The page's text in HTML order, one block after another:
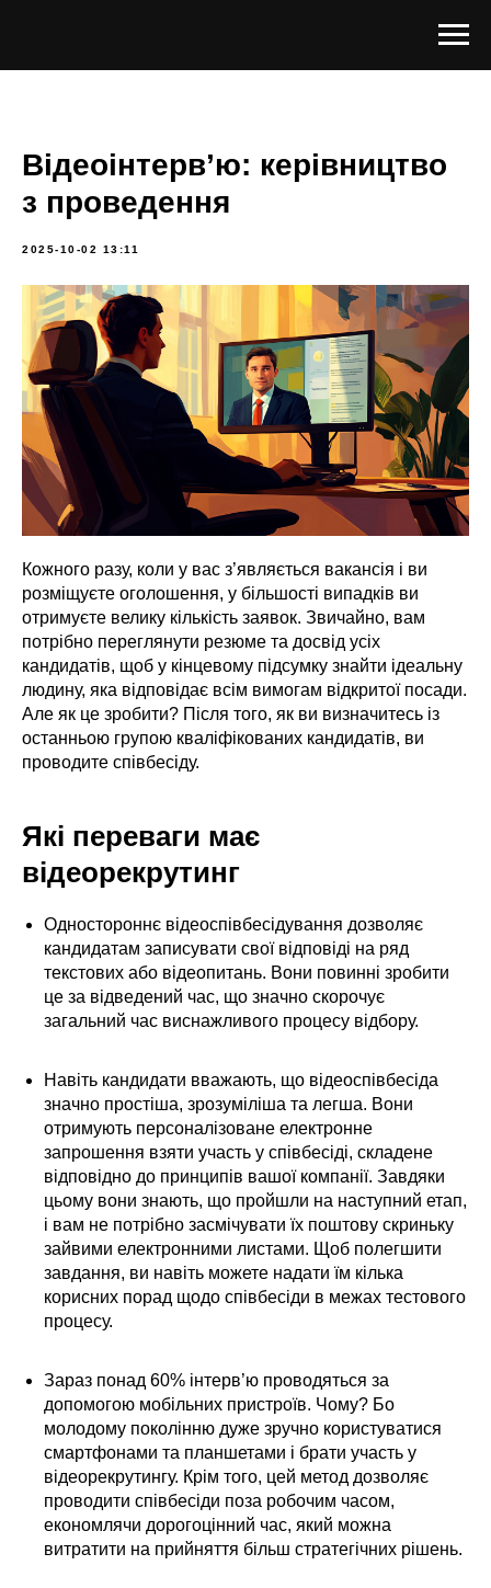
Відеоінтерв’ю: керівництво
з проведення
2025-10-02 13:11
Кожного разу, коли у вас з’являється вакансія і ви
розміщуєте оголошення, у більшості випадків ви
отримуєте велику кількість заявок. Звичайно, вам
потрібно переглянути резюме та досвід усіх
кандидатів, щоб у кінцевому підсумку знайти ідеальну
людину, яка відповідає всім вимогам відкритої посади.
Але як це зробити? Після того, як ви визначитесь із
останньою групою кваліфікованих кандидатів, ви
проводите співбесіду.
Які переваги має
відеорекрутинг
Одностороннє відеоспівбесідування дозволяє
кандидатам записувати свої відповіді на ряд
текстових або відеопитань. Вони повинні зробити
це за відведений час, що значно скорочує
загальний час виснажливого процесу відбору.
Навіть кандидати вважають, що відеоспівбесіда
значно простіша, зрозуміліша та легша. Вони
отримують персоналізоване електронне
запрошення взяти участь у співбесіді, складене
відповідно до принципів вашої компанії. Завдяки
цьому вони знають, що пройшли на наступний етап,
і вам не потрібно засмічувати їх поштову скриньку
зайвими електронними листами. Щоб полегшити
завдання, ви навіть можете надати їм кілька
корисних порад щодо співбесіди в межах тестового
процесу.
Зараз понад 60% інтерв’ю проводяться за
допомогою мобільних пристроїв. Чому? Бо
молодому поколінню дуже зручно користуватися
смартфонами та планшетами і брати участь у
відеорекрутингу. Крім того, цей метод дозволяє
проводити співбесіди поза робочим часом,
економлячи дорогоцінний час, який можна
витратити на прийняття більш стратегічних рішень.